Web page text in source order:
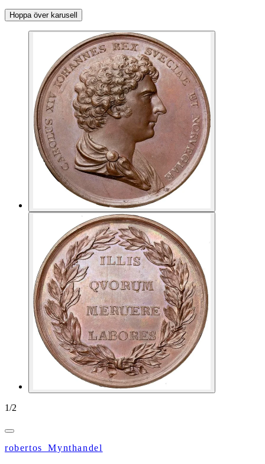
Hoppa över karusell
1/2
robertos_Mynthandel